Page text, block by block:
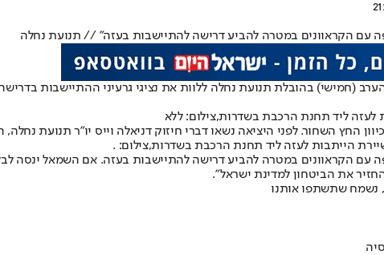
עם הקראוונים במטרה להביע דרישה להתיישבות בעזה" // תנועת נחלה
(חמישי) בהובלת תנועת נחלה ללוות את נציגי גרעיני ההתיישבות
לעזה ליד תחנת הרכבת בשדרות,צילום: ללא
החץ השחור. לפני היציאה נשאו דברי חיזוק דניאלה וייס יו"ר תנועת
הייתבות לעזה ליד תחנת הרכבת בשדרות,צילום: .
עם הקראוונים במטרה להביע דרישה להתיישבות בעזה. אם השמאל ינסה
את הביטחון למדינת ישראל".
נשמח שתשתפו אותנו